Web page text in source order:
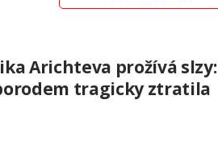
Arichteva prožívá slzy:
tragicky ztratila